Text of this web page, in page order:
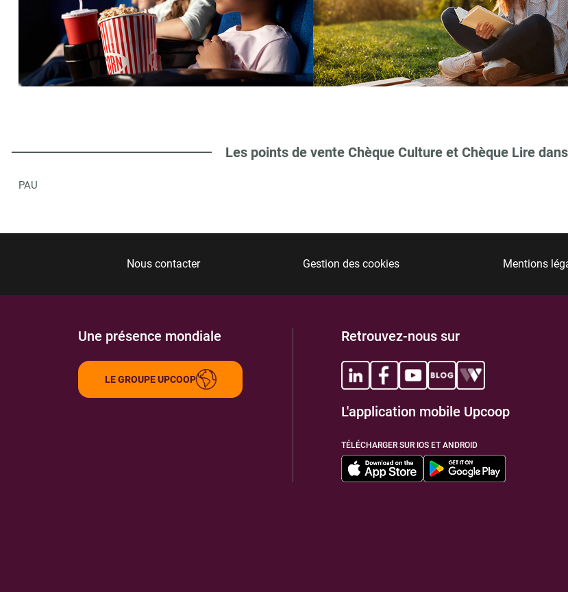
Les points de vente Chèque Culture et Chèque Lire
PAU
Nous contacter Gestion des cookies Mentions
Une présence mondiale
LE GROUPE UPCOOP
Retrouvez-nous sur
L'application mobile Upcoop
TÉLÉCHARGER SUR IOS ET ANDROID